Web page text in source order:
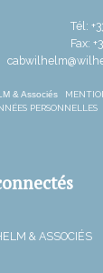
Tél:
Fax:
& Associés
PERSONNELLES
& ASSOCIÉS